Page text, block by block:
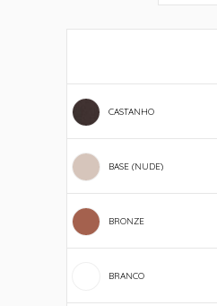
CASTANHO
BASE (NUDE)
BRONZE
BRANCO